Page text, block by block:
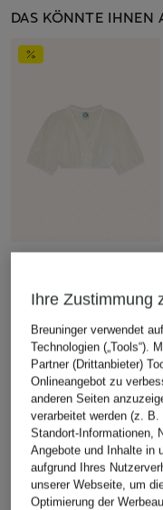
DAS KÖNNTE IHNEN
Rüschen
CHF 50
Ursprünglich:CHF 95
ÄHNLICHE ARTIKEL
Ihre Zustimmung
Breuninger verwendet
Technologien („Tools“).
Partner (Drittanbieter)
Onlineangebot zu
anderen Seiten
verarbeitet werden (z.
Standort-Informationen,
Angebote und Inhalte in
aufgrund Ihres
unserer Webseite, um
Optimierung der